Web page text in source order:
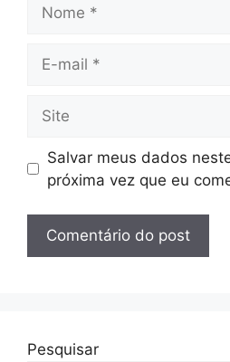
mail
Salvar meus dados
próxima vez que eu
Pesquisar